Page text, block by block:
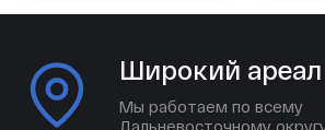
Широкий ареал
Мы работаем по всему